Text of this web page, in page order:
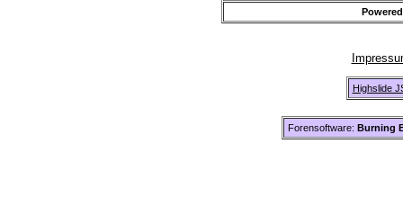
Highslide
Forensoftware: Burning